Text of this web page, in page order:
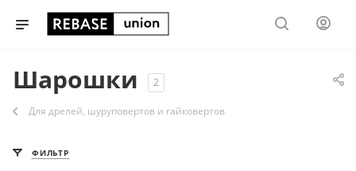
Шарошки 2
Для дрелей, шуруповертов и гайковертов
ФИЛЬТР